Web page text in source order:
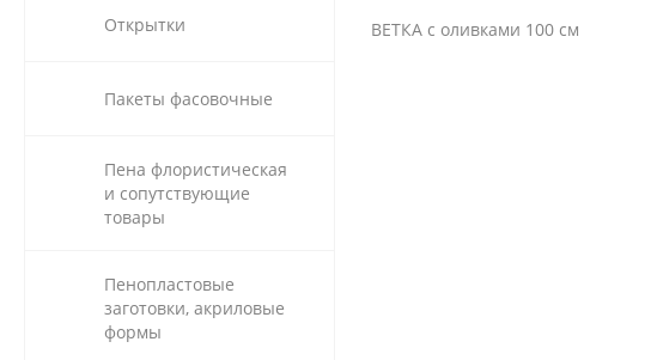
Открытки
Пакеты фасовочные
Пена флористическая
и сопутствующие
товары
Пенопластовые
заготовки, акриловые
формы
ВЕТКА с оливками 100 см